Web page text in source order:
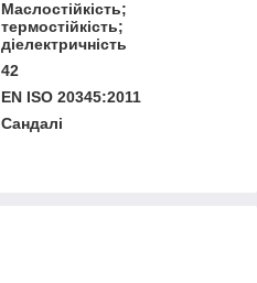
Маслостійкість;
термостійкість;
діелектричність
42
EN ISO 20345:2011
Сандалі